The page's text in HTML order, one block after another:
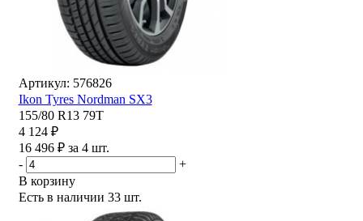
Артикул: 576826
Ikon Tyres Nordman SX3
155/80 R13 79T
4 124 ₽
16 496 ₽ за 4 шт.
-
+
В корзину
Есть в наличии 33 шт.